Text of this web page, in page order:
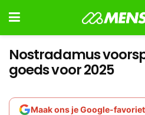
Nostradamus
goeds voor 2025
Maak ons je Google-favoriet